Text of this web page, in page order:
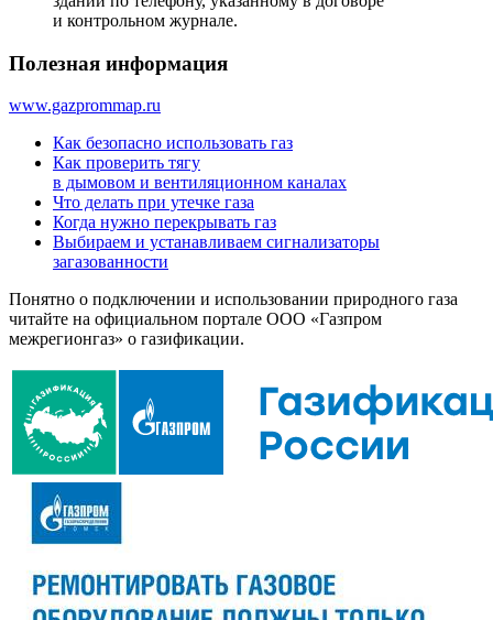
и контрольном журнале.
Полезная информация
www.gazprommap.ru
Как безопасно использовать газ
Как проверить тягу
в дымовом и вентиляционном каналах
Что делать при утечке газа
Когда нужно перекрывать газ
Выбираем и устанавливаем сигнализаторы
загазованности
Понятно о подключении и использовании природного газа
читайте на официальном портале ООО «Газпром
межрегионгаз» о газификации.